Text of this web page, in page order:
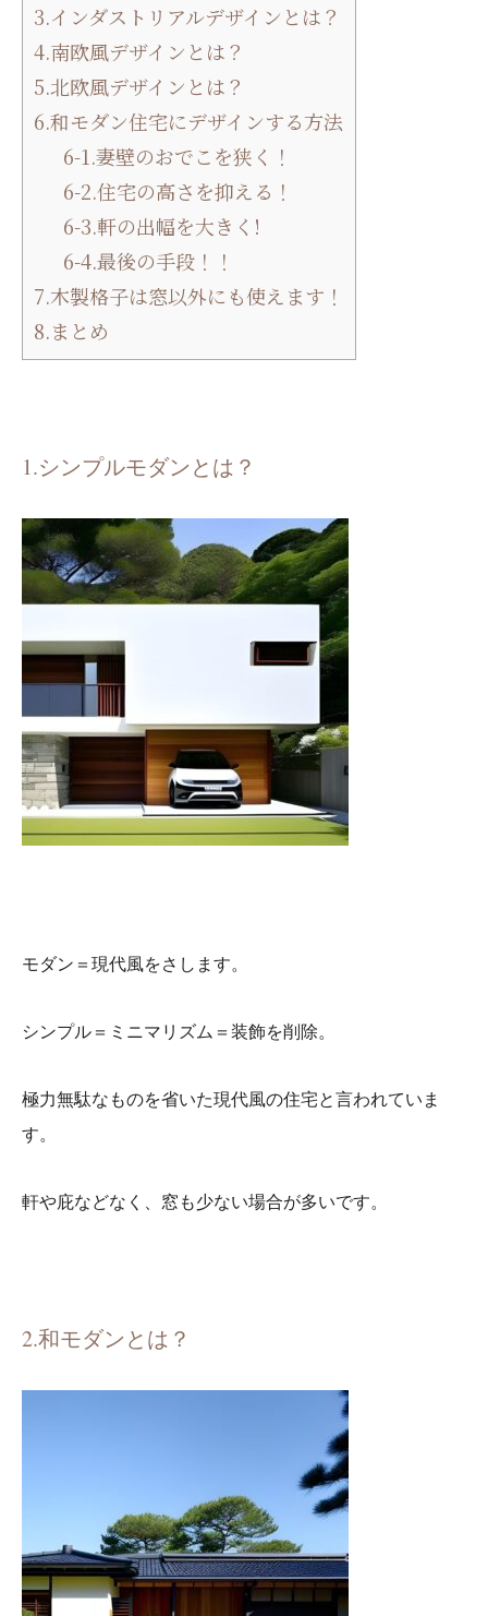
3.インダストリアルデザインとは？
4.南欧風デザインとは？
5.北欧風デザインとは？
6.和モダン住宅にデザインする方法
6-1.妻壁のおでこを狭く！
6-2.住宅の高さを抑える！
6-3.軒の出幅を大きく!
6-4.最後の手段！！
7.木製格子は窓以外にも使えます！
8.まとめ
1.シンプルモダンとは？
モダン＝現代風をさします。
シンプル＝ミニマリズム＝装飾を削除。
極力無駄なものを省いた現代風の住宅と言われていま
す。
軒や庇などなく、窓も少ない場合が多いです。
2.和モダンとは？